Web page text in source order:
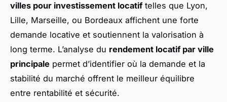
villes pour investissement locatiftelles que Lyon,
Lille, Marseille, ou Bordeaux affichent une forte
demande locative et soutiennent la valorisation à
long terme. L’analyse du rendement locatif par ville
principale permet d’identifier où la demande et la
stabilité du marché offrent le meilleur équilibre
entre rentabilité et sécurité.